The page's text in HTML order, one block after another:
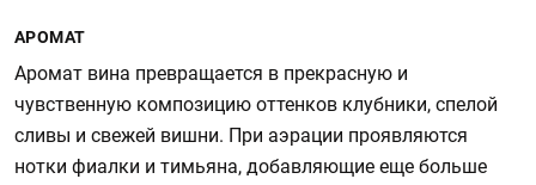
АРОМАТ
Аромат вина превращается в прекрасную и
чувственную композицию оттенков клубники, спелой
сливы и свежей вишни. При аэрации проявляются
нотки фиалки и тимьяна, добавляющие еще больше